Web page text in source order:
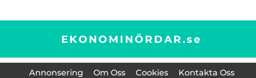
EKONOMINÖRDAR.se
Annonsering Om Oss Cookies Kontakta Oss